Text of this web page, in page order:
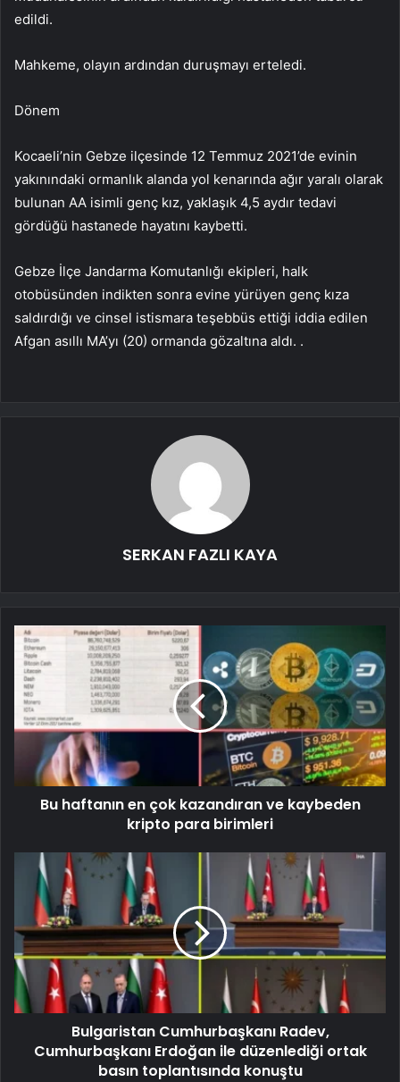
edildi.
Mahkeme, olayın ardından duruşmayı erteledi.
Dönem
Kocaeli’nin Gebze ilçesinde 12 Temmuz 2021’de evinin
yakınındaki ormanlık alanda yol kenarında ağır yaralı olarak
bulunan AA isimli genç kız, yaklaşık 4,5 aydır tedavi
gördüğü hastanede hayatını kaybetti.
Gebze İlçe Jandarma Komutanlığı ekipleri, halk
otobüsünden indikten sonra evine yürüyen genç kıza
saldırdığı ve cinsel istismara teşebbüs ettiği iddia edilen
Afgan asıllı MA’yı (20) ormanda gözaltına aldı. .
SERKAN FAZLI KAYA
Bu haftanın en çok kazandıran ve kaybeden
kripto para birimleri
Bulgaristan Cumhurbaşkanı Radev,
Cumhurbaşkanı Erdoğan ile düzenlediği ortak
basın toplantısında konuştu